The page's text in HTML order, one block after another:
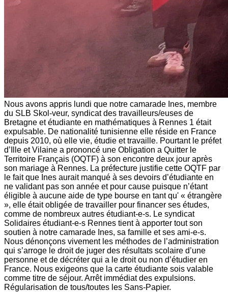
Nous avons appris lundi que notre camarade Ines, membre
du SLB Skol-veur, syndicat des travailleurs/euses de
Bretagne et étudiante en mathématiques à Rennes 1 était
expulsable. De nationalité tunisienne elle réside en France
depuis 2010, où elle vie, étudie et travaille. Pourtant le préfet
d’Ille et Vilaine a prononcé une Obligation a Quitter le
Territoire Français (OQTF) à son encontre deux jour après
son mariage à Rennes. La préfecture justifie cette OQTF par
le fait que Ines aurait manqué à ses devoirs d’étudiante en
ne validant pas son année et pour cause puisque n’étant
éligible à aucune aide de type bourse en tant qu' « étrangère
», elle était obligée de travailler pour financer ses études,
comme de nombreux autres étudiant-e-s. Le syndicat
Solidaires étudiant-e-s Rennes tient à apporter tout son
soutien à notre camarade Ines, sa famille et ses ami-e-s.
Nous dénonçons vivement les méthodes de l’administration
qui s’arroge le droit de juger des résultats scolaire d’une
personne et de décréter qui a le droit ou non d’étudier en
France. Nous exigeons que la carte étudiante sois valable
comme titre de séjour. Arrêt immédiat des expulsions.
Régularisation de tous/toutes les Sans-Papier.